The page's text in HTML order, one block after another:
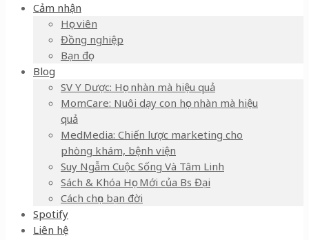
Cảm nhận
Học viên
Đồng nghiệp
Bạn đọc
Blog
SV Y Dược: Học nhàn mà hiệu quả
MomCare: Nuôi dạy con học nhàn mà hiệu
quả
MedMedia: Chiến lược marketing cho
phòng khám, bệnh viện
Suy Ngẫm Cuộc Sống Và Tâm Linh
Sách & Khóa Học Mới của Bs Đại
Cách chọn bạn đời
Spotify
Liên hệ